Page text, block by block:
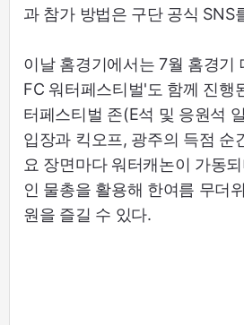
과 참가 방법은 구단 공식 SNS
이날 홈경기에서는 7월 홈경기
FC 워터페스티벌'도 함께 진행
터페스티벌 존(E석 및 응원석
입장과 킥오프, 광주의 득점 순
요 장면마다 워터캐논이 가동
인 물총을 활용해 한여름 무더
원을 즐길 수 있다.